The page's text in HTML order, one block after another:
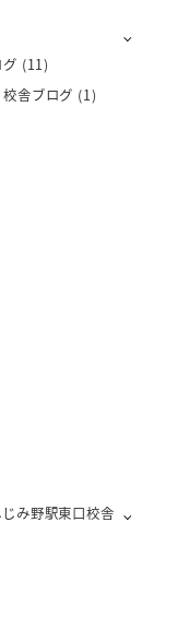
(11)
舎ブログ (1)
み野駅東口校舎